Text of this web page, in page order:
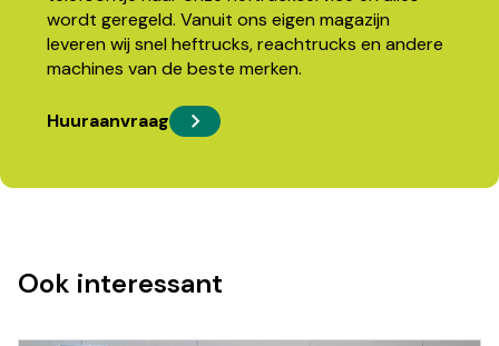
wordt geregeld. Vanuit ons eigen magazijn
leveren wij snel heftrucks, reachtrucks en andere
machines van de beste merken.
Huuraanvraag
Ook interessant